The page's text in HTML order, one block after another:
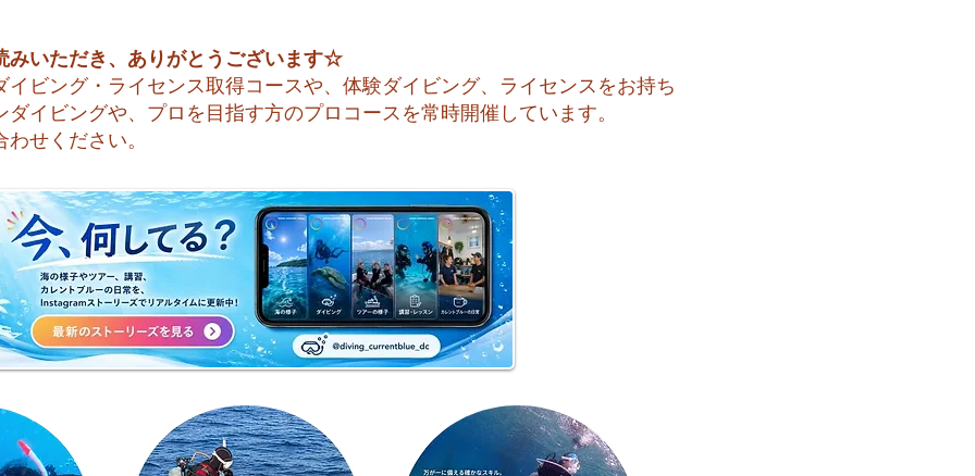
😊 海へ戻る第一歩！リフレ
ッシュコース開催♪
今日も暑い一日になりそうで
すね☀️
みいただき、ありがとうございます☆
ビング・ライセンス取得コースや、体験ダイビング、ライセンスをお持ち
イビングや、プロを目指す方のプロコースを常時開催しています。
せください。